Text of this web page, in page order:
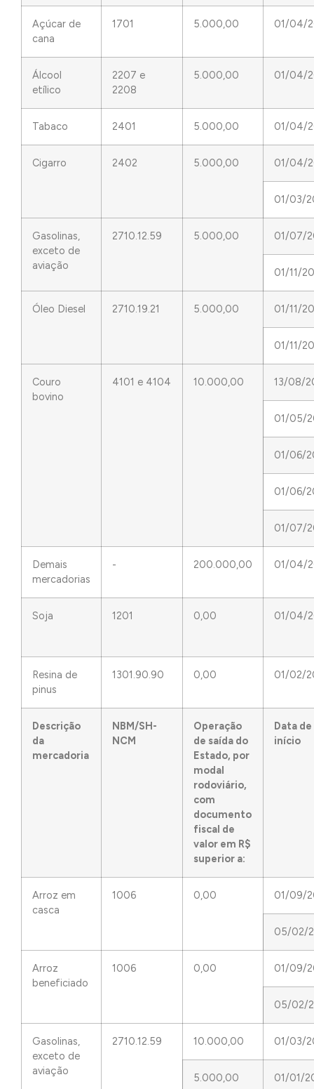
Açúcar de
cana
1701 5.000,00 01/04/
Álcool
etílico
2207 e
2208
5.000,00 01/04/
Tabaco 2401 5.000,00 01/04/
Cigarro 2402 5.000,00 01/04/
01/03/
Gasolinas,
exceto de
aviação
2710.12.59 5.000,00 01/07/
01/11/
Óleo Diesel 2710.19.21 5.000,00 01/11/
01/11/
Couro
bovino
4101 e 4104 10.000,00 13/08/
01/05/
01/06/
01/06/
01/07/
Demais
mercadorias
- 200.000,00 01/04/
Soja 1201 0,00 01/04/
Resina de
pinus
1301.90.90 0,00 01/02/
Descrição
da
mercadoria
NBM/SH-
NCM
Operação
de saída do
Estado, por
modal
rodoviário,
com
documento
fiscal de
valor em R$
superior a:
Data de
início
Arroz em
casca
1006 0,00 01/09/
05/02/
Arroz
beneficiado
1006 0,00 01/09/
05/02/
Gasolinas,
exceto de
aviação
2710.12.59 10.000,00 01/03/
5.000,00 01/01/